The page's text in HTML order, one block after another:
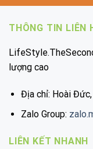
THÔNG TIN LIÊN
lượng cao
Địa chỉ: Hoài
Zalo Group:
LIÊN KẾT NHANH